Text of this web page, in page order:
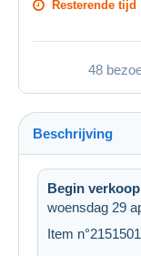
Resterende tijd
48
Beschrijving
Begin
woensdag 29
Item